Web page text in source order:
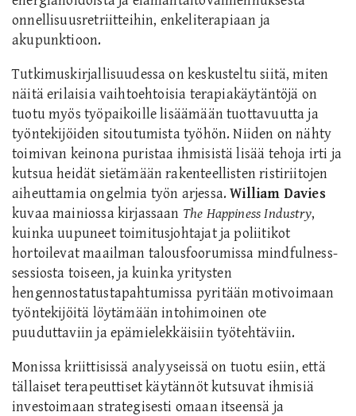
onnellisuusretriitteihin, enkeliterapiaan ja
akupunktioon.
Tutkimuskirjallisuudessa on keskusteltu siitä, miten
näitä erilaisia vaihtoehtoisia terapiakäytäntöjä on
tuotu myös työpaikoille lisäämään tuottavuutta ja
työntekijöiden sitoutumista työhön. Niiden on nähty
toimivan keinona puristaa ihmisistä lisää tehoja irti ja
kutsua heidät sietämään rakenteellisten ristiriitojen
aiheuttamia ongelmia työn arjessa.William Davies
kuvaa mainiossa kirjassaan The Happiness Industry,
kuinka uupuneet toimitusjohtajat ja poliitikot
hortoilevat maailman talousfoorumissa mindfulness-
sessiosta toiseen, ja kuinka yritysten
hengennostatustapahtumissa pyritään motivoimaan
työntekijöitä löytämään intohimoinen ote
puuduttaviin ja epämielekkäisiin työtehtäviin.
Monissa kriittisissä analyyseissä on tuotu esiin, että
tällaiset terapeuttiset käytännöt kutsuvat ihmisiä
investoimaan strategisesti omaan itseensä ja